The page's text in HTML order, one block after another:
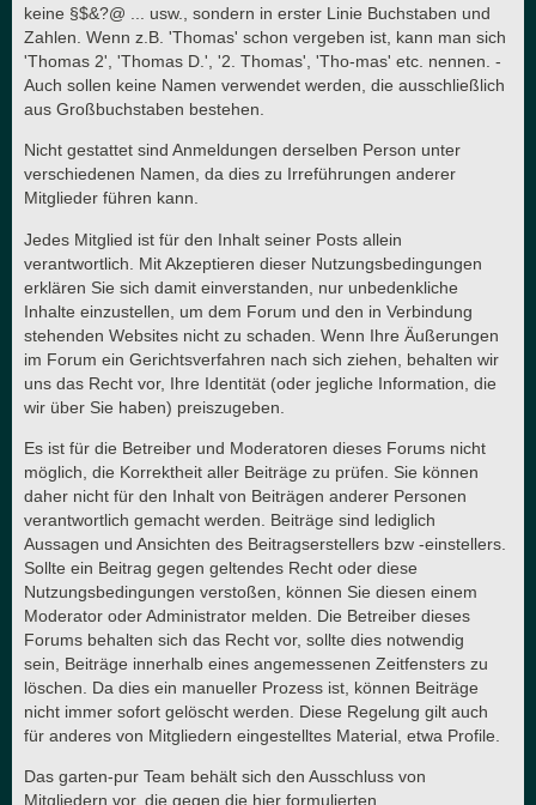
keine §$&?@ ... usw., sondern in erster Linie Buchstaben und
Zahlen. Wenn z.B. 'Thomas' schon vergeben ist, kann man sich
'Thomas 2', 'Thomas D.', '2. Thomas', 'Tho-mas' etc. nennen. -
Auch sollen keine Namen verwendet werden, die ausschließlich
aus Großbuchstaben bestehen.
Nicht gestattet sind Anmeldungen derselben Person unter
verschiedenen Namen, da dies zu Irreführungen anderer
Mitglieder führen kann.
Jedes Mitglied ist für den Inhalt seiner Posts allein
verantwortlich. Mit Akzeptieren dieser Nutzungsbedingungen
erklären Sie sich damit einverstanden, nur unbedenkliche
Inhalte einzustellen, um dem Forum und den in Verbindung
stehenden Websites nicht zu schaden. Wenn Ihre Äußerungen
im Forum ein Gerichtsverfahren nach sich ziehen, behalten wir
uns das Recht vor, Ihre Identität (oder jegliche Information, die
wir über Sie haben) preiszugeben.
Es ist für die Betreiber und Moderatoren dieses Forums nicht
möglich, die Korrektheit aller Beiträge zu prüfen. Sie können
daher nicht für den Inhalt von Beiträgen anderer Personen
verantwortlich gemacht werden. Beiträge sind lediglich
Aussagen und Ansichten des Beitragserstellers bzw -einstellers.
Sollte ein Beitrag gegen geltendes Recht oder diese
Nutzungsbedingungen verstoßen, können Sie diesen einem
Moderator oder Administrator melden. Die Betreiber dieses
Forums behalten sich das Recht vor, sollte dies notwendig
sein, Beiträge innerhalb eines angemessenen Zeitfensters zu
löschen. Da dies ein manueller Prozess ist, können Beiträge
nicht immer sofort gelöscht werden. Diese Regelung gilt auch
für anderes von Mitgliedern eingestelltes Material, etwa Profile.
Das garten-pur Team behält sich den Ausschluss von
Mitgliedern vor, die gegen die hier formulierten